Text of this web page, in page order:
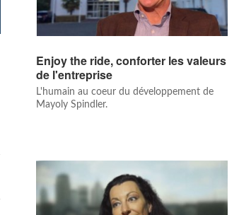
Enjoy the ride, conforter les valeurs
de l'entreprise
L'humain au coeur du développement de
Mayoly Spindler.